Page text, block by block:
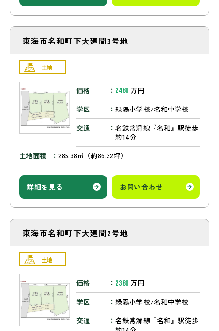
東海市名和町下大廻間3号地
土地
価格 2480 万円
学区
緑陽小学校/名和中学校
交通
名鉄常滑線『名和』駅徒歩
約14分
土地面積
285.38㎡（約86.32坪）
詳細を見る お問い合わせ
東海市名和町下大廻間2号地
土地
価格 2380 万円
学区
緑陽小学校/名和中学校
交通
名鉄常滑線『名和』駅徒歩